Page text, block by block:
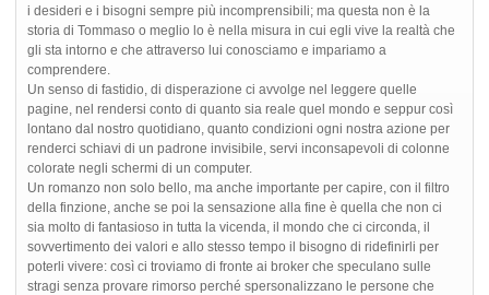
i desideri e i bisogni sempre più incomprensibili; ma questa non è la
storia di Tommaso o meglio lo è nella misura in cui egli vive la realtà che
gli sta intorno e che attraverso lui conosciamo e impariamo a
comprendere.
Un senso di fastidio, di disperazione ci avvolge nel leggere quelle
pagine, nel rendersi conto di quanto sia reale quel mondo e seppur così
lontano dal nostro quotidiano, quanto condizioni ogni nostra azione per
renderci schiavi di un padrone invisibile, servi inconsapevoli di colonne
colorate negli schermi di un computer.
Un romanzo non solo bello, ma anche importante per capire, con il filtro
della finzione, anche se poi la sensazione alla fine è quella che non ci
sia molto di fantasioso in tutta la vicenda, il mondo che ci circonda, il
sovvertimento dei valori e allo stesso tempo il bisogno di ridefinirli per
poterli vivere: così ci troviamo di fronte ai broker che speculano sulle
stragi senza provare rimorso perché spersonalizzano le persone che